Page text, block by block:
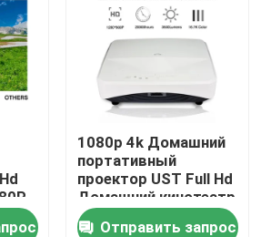
1080p 4k Домашний
портативный
проектор UST Full Hd
Домашний кинотеатр
12000:1
Отправить запрос